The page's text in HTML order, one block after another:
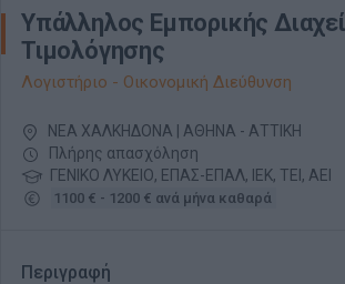
Υπάλληλος Εμπορικής
Τιμολόγησης
Λογιστήριο - Οικονομική Διεύθυνση
ΝΕΑ ΧΑΛΚΗΔΟΝΑ | ΑΘΗΝΑ - ΑΤΤΙΚΗ
Πλήρης απασχόληση
ΓΕΝΙΚΟ ΛΥΚΕΙΟ, ΕΠΑΣ-ΕΠΑΛ, ΙΕΚ, ΤΕΙ, ΑΕΙ
1100 € - 1200 € ανά μήνα καθαρά
Περιγραφή